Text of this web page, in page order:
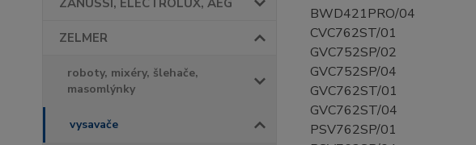
ZANUSSI, ELECTROLUX, AEG
ZELMER
roboty, mixéry, šlehače,
masomlýnky
vysavače
BWD421PRO/04
CVC762ST/01
GVC752SP/02
GVC752SP/04
GVC762ST/01
GVC762ST/04
PSV762SP/01